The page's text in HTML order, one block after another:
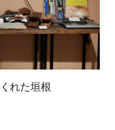
れた垣根